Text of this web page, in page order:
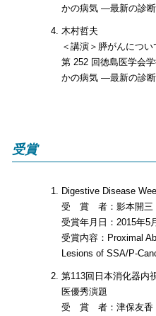
かの病気 ―最新の診
木村哲夫
＜講演＞膵がんにつ
第 252 回徳島医学会
かの病気 ―最新の診
受賞
Digestive Disease
受 賞 者：影本開三
受賞年月日：2015年5
受賞内容：Proximal
Lesions of SSA/P-
第113回日本消化器内
医優秀演題
受 賞 者：津保友香